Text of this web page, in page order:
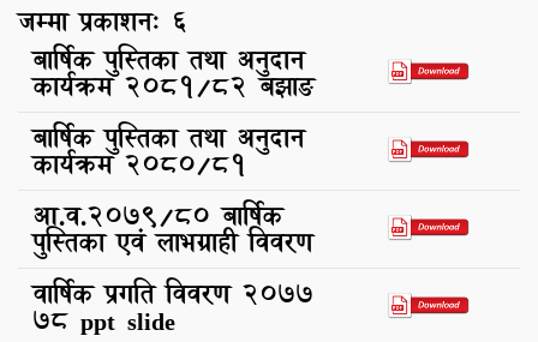
जम्मा प्रकाशन: 6
बार्षिक पुस्तिका तथा अनुदान
कार्यक्रम २०८१/८२ बझाङ
बार्षिक पुस्तिका तथा अनुदान
कार्यक्रम २०८०/८१
आ.व.२०७९/८० बार्षिक
पुस्तिका एवं लाभग्राही विवरण
वार्षिक प्रगति विवरण २०७७
७८ ppt slide